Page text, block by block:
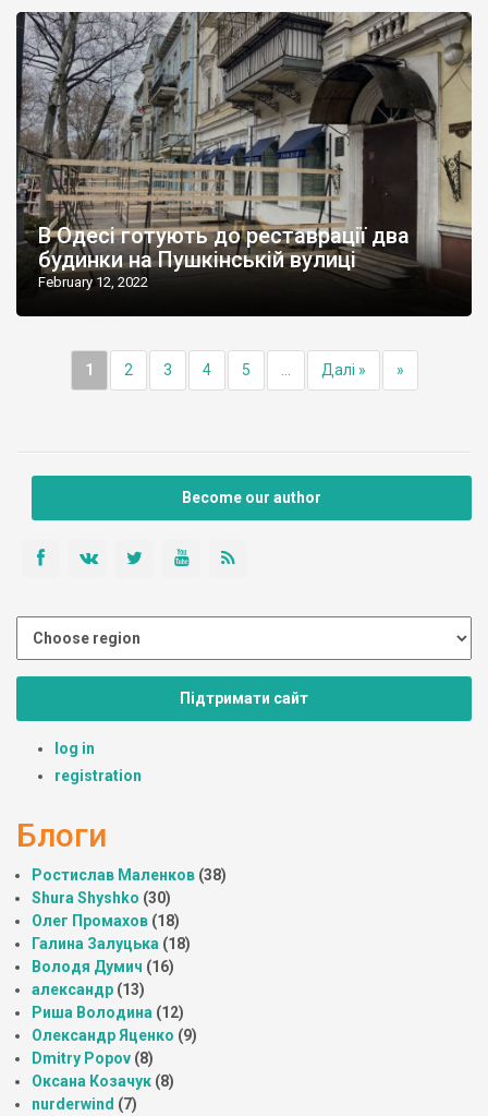
В Одесі готують до реставрації два
будинки на Пушкінській вулиці
February 12, 2022
1 2 3 4 5 Далі » »
Become our author
Підтримати сайт
log in
registration
Блоги
Ростислав Маленков (38)
Shura Shyshko (30)
Олег Промахов (18)
Галина Залуцька (18)
Володя Думич (16)
александр (13)
Риша Володина (12)
Олександр Яценко (9)
Dmitry Popov (8)
Оксана Козачук (8)
nurderwind (7)